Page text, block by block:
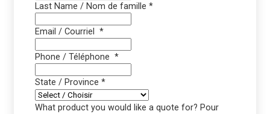
Last Name / Nom de famille *
Email / Courriel *
Phone / Téléphone *
State / Province *
What product you would like a quote for? Pour